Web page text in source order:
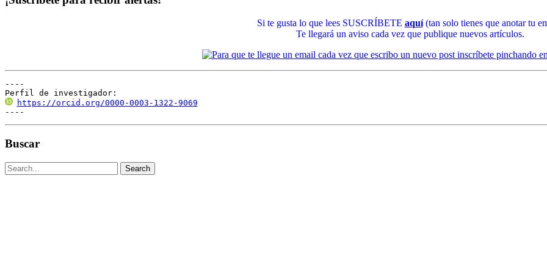
Si te gusta lo que lees SUSCRÍBETE aquí(tan solo tienes que anotar tu
Te llegará un aviso cada vez que publique nuevos artículos.
----
Perfil de investigador:
https://orcid.org/0000-0003-1322-9069
----
Buscar